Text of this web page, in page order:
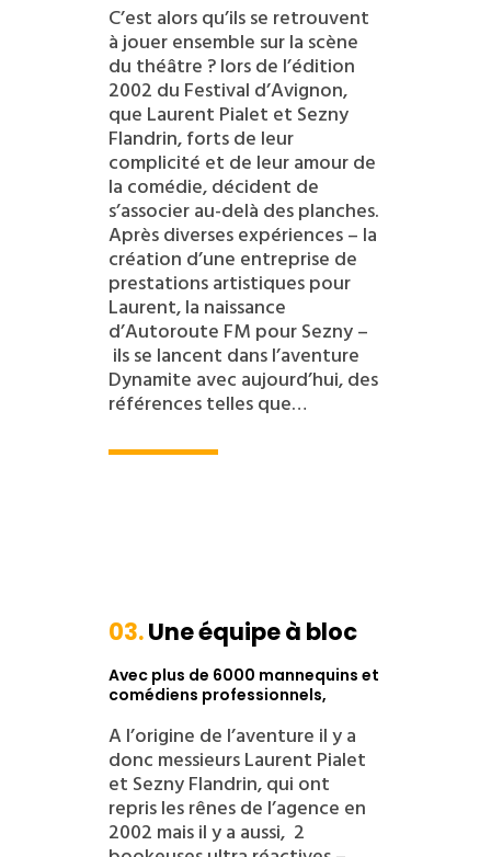
C’est alors qu’ils se retrouvent
à jouer ensemble sur la scène
du théâtre ? lors de l’édition
2002 du Festival d’Avignon,
que Laurent Pialet et Sezny
Flandrin, forts de leur
complicité et de leur amour de
la comédie, décident de
s’associer au-delà des planches.
Après diverses expériences – la
création d’une entreprise de
prestations artistiques pour
Laurent, la naissance
d’Autoroute FM pour Sezny –
ils se lancent dans l’aventure
Dynamite avec aujourd’hui, des
références telles que…
03.Une équipe à bloc
Avec plus de 6000 mannequins et
comédiens professionnels,
A l’origine de l’aventure il y a
donc messieurs Laurent Pialet
et Sezny Flandrin, qui ont
repris les rênes de l’agence en
2002 mais il y a aussi, 2